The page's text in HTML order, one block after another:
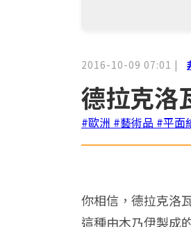
2016-10-09 07:01 |
德拉克洛
#歐洲 #藝術品 #平面
你相信，德拉克洛
這種由木乃伊製成